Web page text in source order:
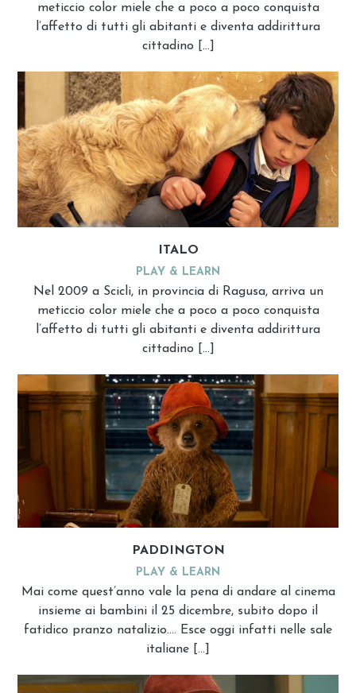
meticcio color miele che a poco a poco conquista
l’affetto di tutti gli abitanti e diventa addirittura
cittadino […]
ITALO
PLAY & LEARN
Nel 2009 a Scicli, in provincia di Ragusa, arriva un
meticcio color miele che a poco a poco conquista
l’affetto di tutti gli abitanti e diventa addirittura
cittadino […]
PADDINGTON
PLAY & LEARN
Mai come quest’anno vale la pena di andare al cinema
insieme ai bambini il 25 dicembre, subito dopo il
fatidico pranzo natalizio…. Esce oggi infatti nelle sale
italiane […]